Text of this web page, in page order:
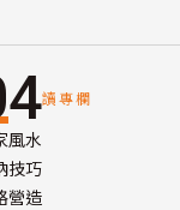
讀專欄
風水
技巧
營造